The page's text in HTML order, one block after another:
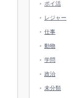
ポイ活
レジャー
仕事
動物
学問
政治
未分類